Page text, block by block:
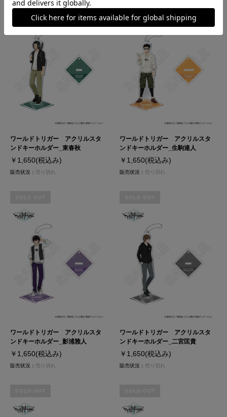
SOLD OUT
ワールドトリガー アクリルスタ
ンドキーホルダー_東春秋
￥1,650(税込み)
販売状況： 売り切れ
ワールドトリガー アクリルスタ
ンドキーホルダー_生駒達人
￥1,650(税込み)
販売状況：売り切れ
ワールドトリガー アクリルスタ
ンドキーホルダー_影浦雅人
￥1,650(税込み)
販売状況： 売り切れ
ワールドトリガー アクリルスタ
ンドキーホルダー_二宮匡貴
￥1,650(税込み)
販売状況：売り切れ